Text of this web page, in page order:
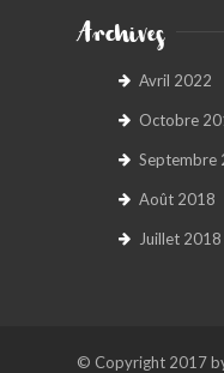
Archives
Avril 2022
Octobre
Septembre
Août 2018
Juillet 2018
© Copyright 2017